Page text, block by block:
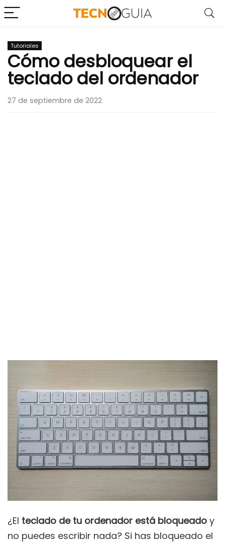
Tutoriales
Cómo desbloquear el
teclado del ordenador
27 de septiembre de 2022
¿El teclado de tu ordenador está bloqueado y
no puedes escribir nada? Si has bloqueado el